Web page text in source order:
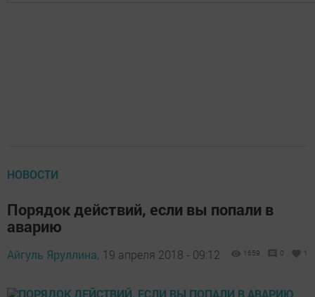
НОВОСТИ
Порядок действий, если вы попали в
аварию
Айгуль Яруллина, 19 апреля 2018 - 09:12 1659 0 1